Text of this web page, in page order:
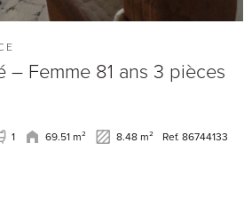
– Femme 81 ans 3 pièces
1 69.51 m² 8.48 m² Ref. 86744133